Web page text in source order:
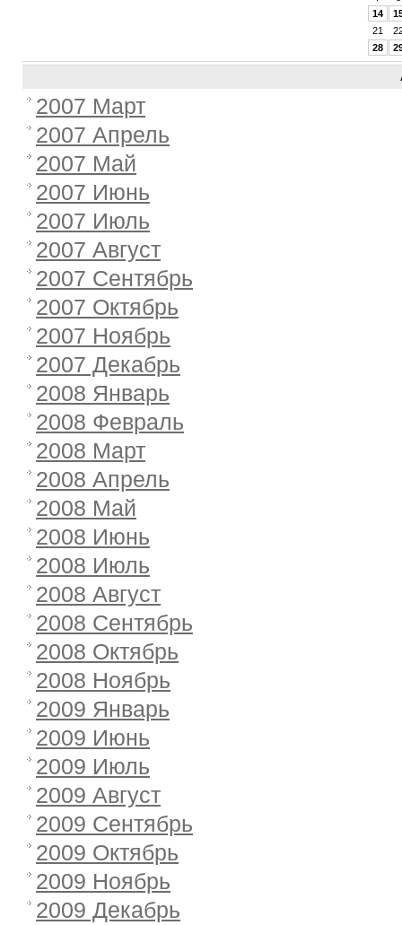
14
21
28
2007 Март
2007 Апрель
2007 Май
2007 Июнь
2007 Июль
2007 Август
2007 Сентябрь
2007 Октябрь
2007 Ноябрь
2007 Декабрь
2008 Январь
2008 Февраль
2008 Март
2008 Апрель
2008 Май
2008 Июнь
2008 Июль
2008 Август
2008 Сентябрь
2008 Октябрь
2008 Ноябрь
2009 Январь
2009 Июнь
2009 Июль
2009 Август
2009 Сентябрь
2009 Октябрь
2009 Ноябрь
2009 Декабрь